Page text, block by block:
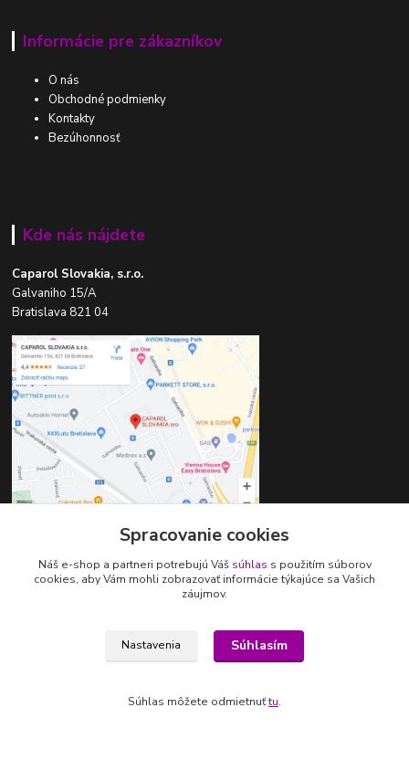
Informácie pre zákazníkov
O nás
Obchodné podmienky
Kontakty
Bezúhonnosť
Kde nás nájdete
Caparol Slovakia, s.r.o.
Galvaniho 15/A
Bratislava 821 04
Kontaktujte nás
pavla.urbankova@caparol.cz
Spracovanie cookies
Náš e-shop a partneri potrebujú Váš súhlas s použitím súborov
cookies, aby Vám mohli zobrazovať informácie týkajúce sa Vašich
záujmov.
Nastavenia Súhlasím
Súhlas môžete odmietnuťtu.